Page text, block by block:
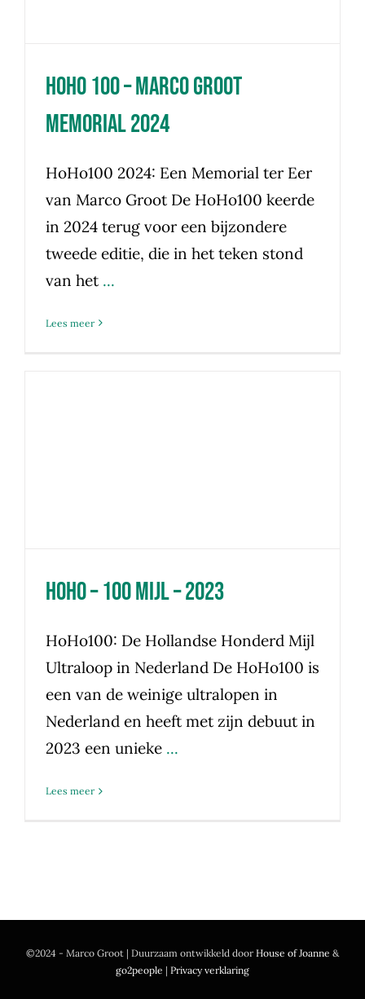
HoHo 100 – Marco Groot
Memorial 2024
HoHo100 2024: Een Memorial ter Eer
van Marco Groot De HoHo100 keerde
in 2024 terug voor een bijzondere
tweede editie, die in het teken stond
van het ...
Lees meer
HoHo – 100 mijl – 2023
HoHo100: De Hollandse Honderd Mijl
Ultraloop in Nederland De HoHo100 is
een van de weinige ultralopen in
Nederland en heeft met zijn debuut in
2023 een unieke ...
Lees meer
©2024 - Marco Groot | Duurzaam ontwikkeld door House of Joanne &
go2people | Privacy verklaring